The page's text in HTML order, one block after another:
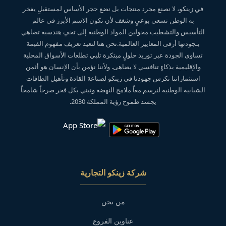
في زينكو، لا نصنع مجرد منتجات بل نضع حجر الأساس لمستقبلٍ يفخر
به الوطن نسعى بوعيٍ وشغف لأن نكون الاسم الأبرز في عالم
التأسيس والتشطيب محولين المواد الوطنية إلى تحفٍ هندسية تضاهي
بـجودتها أرقى المعايير العالمية.نحن هنا لنعيد تعريف مفهوم القيمة
تساوى الجودة عبر توريد حلولٍ مبتكرة تلبي تطلعات الأسواق المحلية
والإقليمية بذكاءٍ تنافسي لا يضاهى. ولأننا نؤمن بأن الإنسان هو أثمن
استثماراتنا نكرس جهودنا في زينكو لصناعة القادة وتأهيل الطاقات
الشبابية الوطنية لنرسم معاً ملامح النهضة ونبني بكل فخر صرحاً شامخاً
يجسد طموح رؤية المملكة 2030.
شركة زينكو التجارية
من نحن
عناوين الفروع